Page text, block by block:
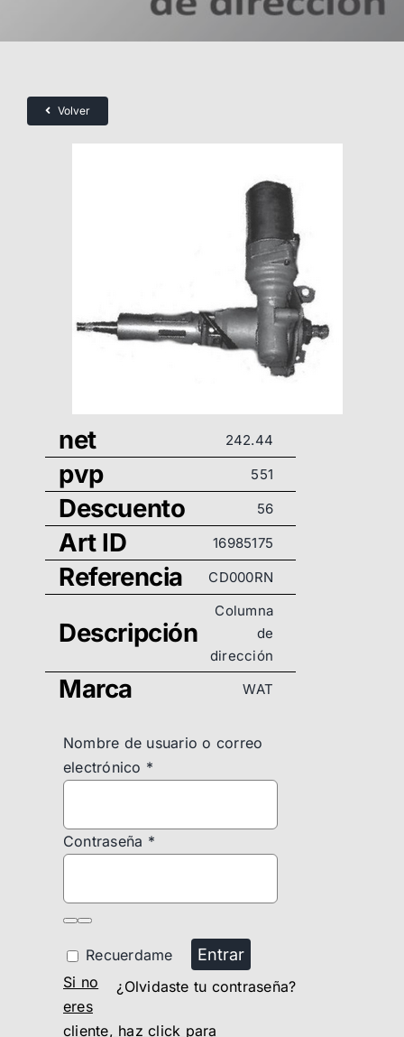
Volver
net 242.44
pvp 551
Descuento 56
Art ID 16985175
Referencia CD000RN
Descripción
Columna
de
dirección
Marca WAT
Nombre de usuario o correo
electrónico *
Contraseña *
Recuerdame Entrar
¿Olvidaste tu contraseña?
Si no
eres
cliente, haz click para